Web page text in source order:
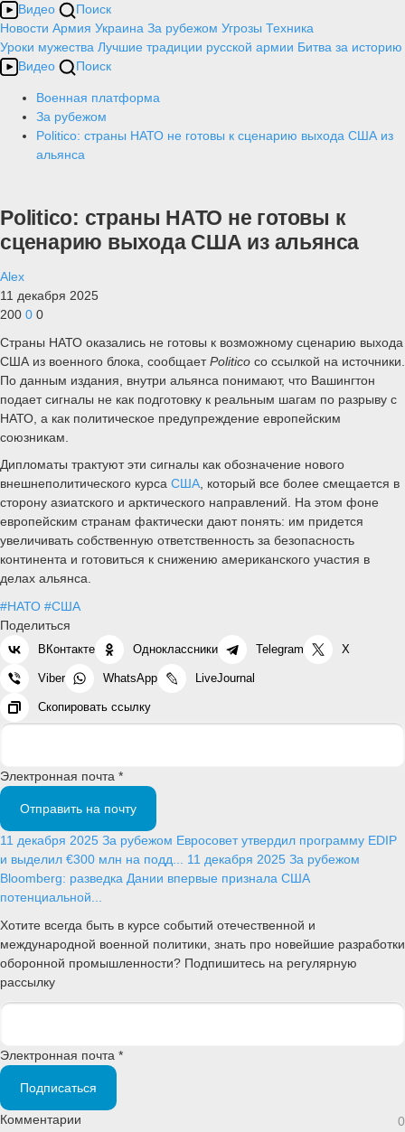
Видео
Поиск
Новости Армия Украина За рубежом Угрозы Техника
Уроки мужества Лучшие традиции русской армии Битва за историю
Видео
Поиск
Военная платформа
За рубежом
Politico: страны НАТО не готовы к сценарию выхода США из
альянса
Politico: страны НАТО не готовы к
сценарию выхода США из альянса
Alex
11 декабря 2025
200 0 0
Страны НАТО оказались не готовы к возможному сценарию выхода
США из военного блока, сообщаетPolitico со ссылкой на источники.
По данным издания, внутри альянса понимают, что Вашингтон
подает сигналы не как подготовку к реальным шагам по разрыву с
НАТО, а как политическое предупреждение европейским
союзникам.
Дипломаты трактуют эти сигналы как обозначение нового
внешнеполитического курса США, который все более смещается в
сторону азиатского и арктического направлений. На этом фоне
европейским странам фактически дают понять: им придется
увеличивать собственную ответственность за безопасность
континента и готовиться к снижению американского участия в
делах альянса.
#НАТО #США
Поделиться
ВКонтакте Одноклассники Telegram X
Viber WhatsApp LiveJournal
Скопировать ссылку
Электронная почта *
Отправить на почту
11 декабря 2025 За рубежом Евросовет утвердил программу EDIP
и выделил €300 млн на подд... 11 декабря 2025 За рубежом
Bloomberg: разведка Дании впервые признала США
потенциальной...
Хотите всегда быть в курсе событий отечественной и
международной военной политики, знать про новейшие разработки
оборонной промышленности? Подпишитесь на регулярную
рассылку
Электронная почта *
Подписаться
Комментарии 0